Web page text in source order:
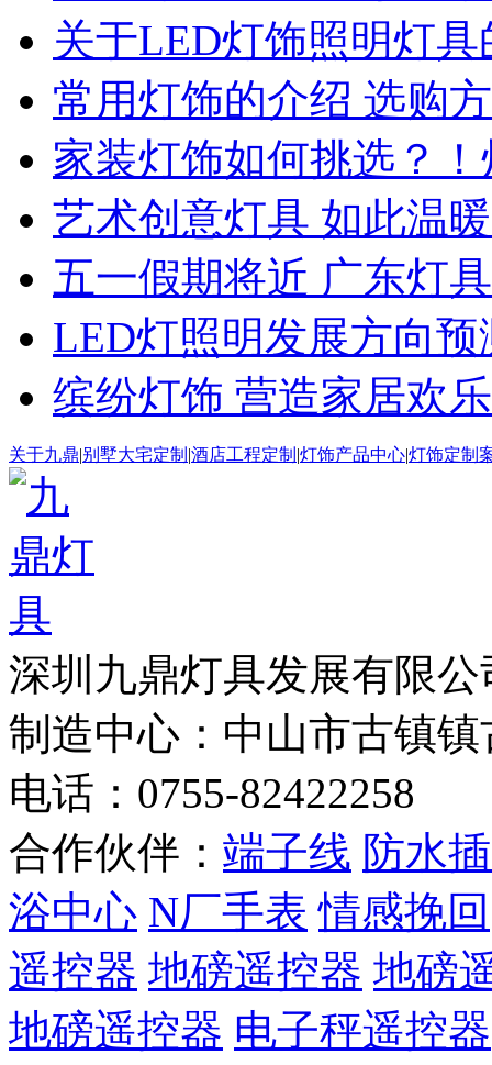
关于LED灯饰照明灯具
常用灯饰的介绍 选购
家装灯饰如何挑选？
艺术创意灯具 如此温暖
五一假期将近 广东灯
LED灯照明发展方向预
缤纷灯饰 营造家居欢
关于九鼎|别墅大宅定制 |酒店工程定制 |灯饰产品中心|灯饰定制
深圳九鼎灯具发展有
制造中心：中山市古镇
电话：0755-
合作伙伴： 端子线 防水
浴中心 N厂手表 情感挽回
遥控器 地磅遥控器 地磅
地磅遥控器 电子秤遥控器